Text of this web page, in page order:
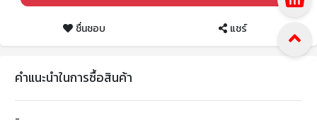
ชื่นชอบ แชร์
คำแนะนำในการซื้อสินค้า
-